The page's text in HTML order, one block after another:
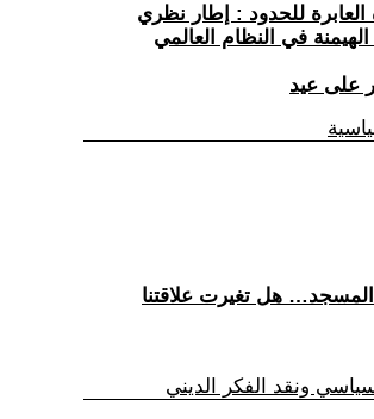
العابرة للحدود : إطار نظري
الهيمنة في النظام العالمي
على عيد
المسجد… هل تغيرت علاقتنا
ونقد الفكر الديني